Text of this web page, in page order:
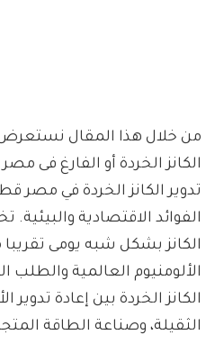
من خلال هذا المقال
الكانز الخردة أو الفارغ فى
تدوير الكانز الخردة في مصر
الفوائد الاقتصادية
الكانز بشكل شبه يومى
الألومنيوم العالمية
الكانز الخردة بين إعادة تدوير
الثقيلة، وصناعة الطاقة